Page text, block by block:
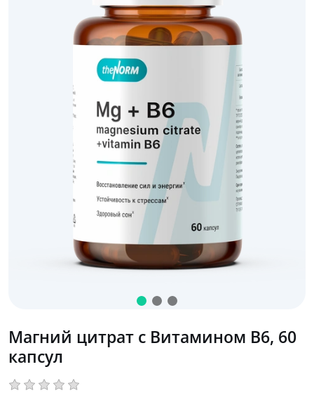
Магний цитрат с Витамином B6, 60
капсул